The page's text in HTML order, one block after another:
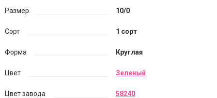
Размер 10/0
Сорт 1 сорт
Форма Круглая
Цвет Зеленый
Цвет завода 58240